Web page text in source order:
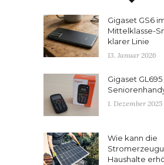
Gigaset GS6
Mittelklasse-
klarer Linie
13. Januar 2026
Gigaset GL695
1. Dezember 2025
Wie kann die
Haushalte